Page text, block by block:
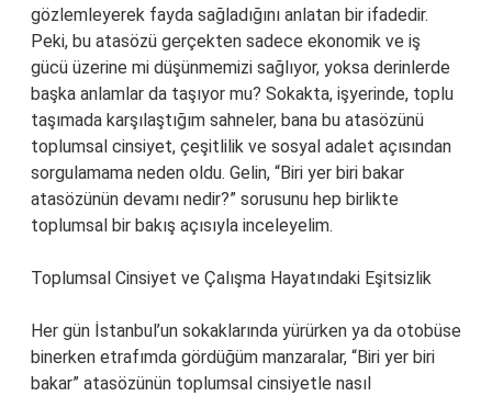
gözlemleyerek fayda sağladığını anlatan bir ifadedir.
Peki, bu atasözü gerçekten sadece ekonomik ve iş
gücü üzerine mi düşünmemizi sağlıyor, yoksa derinlerde
başka anlamlar da taşıyor mu? Sokakta, işyerinde, toplu
taşımada karşılaştığım sahneler, bana bu atasözünü
toplumsal cinsiyet, çeşitlilik ve sosyal adalet açısından
sorgulamama neden oldu. Gelin, “Biri yer biri bakar
atasözünün devamı nedir?” sorusunu hep birlikte
toplumsal bir bakış açısıyla inceleyelim.
Toplumsal Cinsiyet ve Çalışma Hayatındaki Eşitsizlik
Her gün İstanbul’un sokaklarında yürürken ya da otobüse
binerken etrafımda gördüğüm manzaralar, “Biri yer biri
bakar” atasözünün toplumsal cinsiyetle nasıl